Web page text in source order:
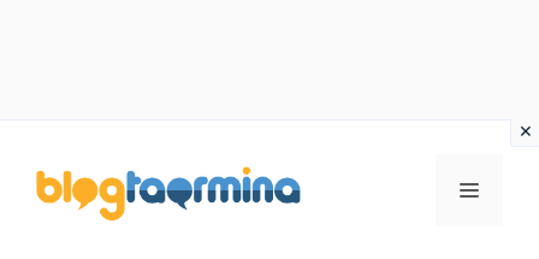
contenuto
MENU